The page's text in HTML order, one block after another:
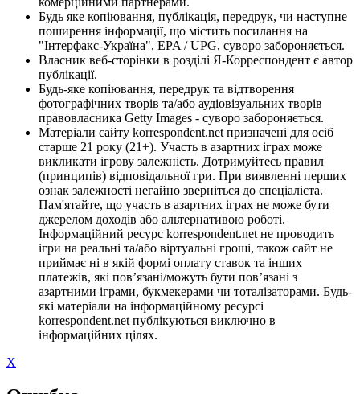
Будь яке копіювання, публікація, передрук, чи наступне
поширення інформації, що містить посилання на
"Інтерфакс-Україна", EPA / UPG, суворо забороняється.
Власник веб-сторінки в розділі Я-Корреспондент є автор
публікації.
Будь-яке копіювання, передрук та відтворення
фотографічних творів та/або аудіовізуальних творів
правовласника Getty Images - суворо забороняється.
Матеріали сайту korrespondent.net призначені для осіб
старше 21 року (21+). Участь в азартних іграх може
викликати ігрову залежність. Дотримуйтесь правил
(принципів) відповідальної гри. При виявленні перших
ознак залежності негайно зверніться до спеціаліста.
Пам'ятайте, що участь в азартних іграх не може бути
джерелом доходів або альтернативою роботі.
Інформаційний ресурс korrespondent.net не проводить
ігри на реальні та/або віртуальні гроші, також сайт не
приймає ні в якій формі оплату ставок та інших
платежів, які пов’язані/можуть бути пов’язані з
азартними іграми, букмекерами чи тоталізаторами. Будь-
які матеріали на інформаційному ресурсі
korrespondent.net публікуються виключно в
інформаційних цілях.
X